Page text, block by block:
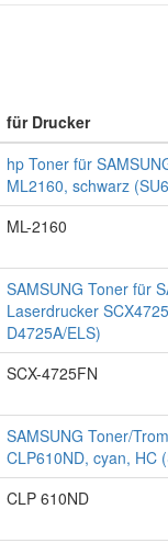
für Drucker
hp Toner für
ML2160, schwarz
ML-2160
SAMSUNG Toner für
Laserdrucker
D4725A/ELS)
SCX-4725FN
SAMSUNG Toner/
CLP610ND, cyan, HC
CLP 610ND